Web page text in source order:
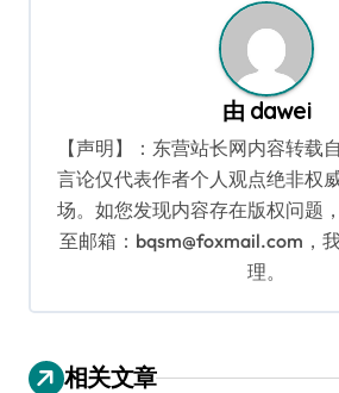
由 dawei
【声明】：东营站长网内容转载
言论仅代表作者个人观点绝非权
场。如您发现内容存在版权问题
至邮箱：bqsm@foxmail.com，
理。
相关文章